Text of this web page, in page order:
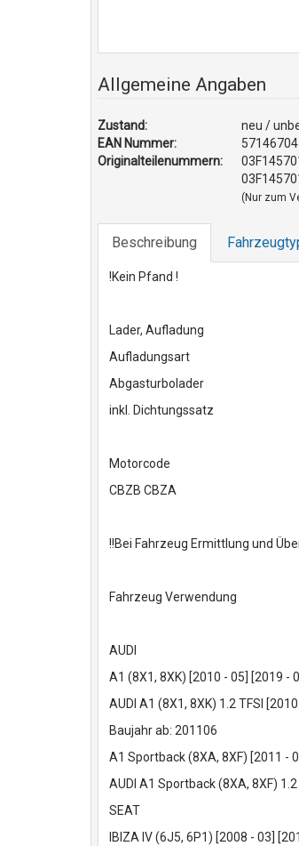
Allgemeine Angaben
Zustand:
neu /
EAN Nummer:
Originalteilenummern:
(Nur zum
Beschreibung
!Kein Pfand !
Lader, Aufladung
Aufladungsart
Abgasturbolader
inkl. Dichtungssatz
Motorcode
CBZB CBZA
!!Bei Fahrzeug Ermittlung und
Fahrzeug Verwendung
AUDI
A1 (8X1, 8XK) [2010 - 05] [2019 -
AUDI A1 (8X1, 8XK) 1.2 TFSI
Baujahr ab: 201106
A1 Sportback (8XA, 8XF) [2011 -
AUDI A1 Sportback (8XA, 8XF)
SEAT
IBIZA IV (6J5, 6P1) [2008 - 03]